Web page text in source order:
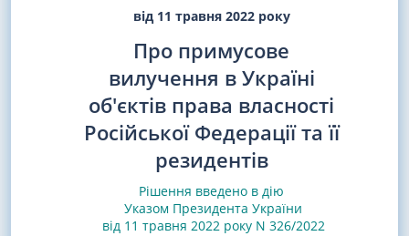
від 11 травня 2022 року
Про примусове
вилучення в Україні
об'єктів права власності
Російської Федерації та її
резидентів
Рішення введено в дію
Указом Президента України
від 11 травня 2022 року N 326/2022